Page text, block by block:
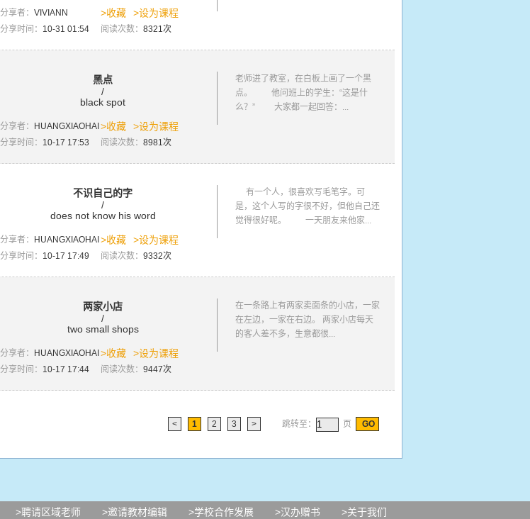
分享者： VIVIANN >收藏 >设为课程
分享时间： 10-31 01:54 阅读次数： 8321次
黑点
/
black spot
分享者： HUANGXIAOHAI >收藏 >设为课程
分享时间： 10-17 17:53 阅读次数： 8981次
老师进了教室，在白板上画了一个黑
点。 他问班上的学生：“这是什
么？” 大家都一起回答：...
不识自己的字
/
does not know his word
分享者： HUANGXIAOHAI >收藏 >设为课程
分享时间： 10-17 17:49 阅读次数： 9332次
有一个人，很喜欢写毛笔字。可
是，这个人写的字很不好，但他自己还
觉得很好呢。 一天朋友来他家...
两家小店
/
two small shops
分享者： HUANGXIAOHAI >收藏 >设为课程
分享时间： 10-17 17:44 阅读次数： 9447次
在一条路上有两家卖面条的小店，一家
在左边，一家在右边。 两家小店每天
的客人差不多，生意都很...
< 1 2 3 > 跳转至： 页 GO
>聘请区域老师 >邀请教材编辑 >学校合作发展 >汉办赠书 >关于我们